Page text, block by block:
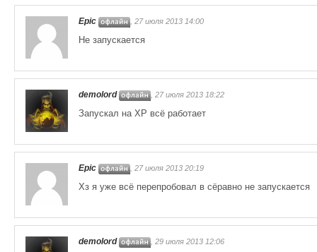
Epic , 27 июля 2013 14:00
Не запускается
demolord , 27 июля 2013 18:22
Запускал на ХР всё работает
Epic , 27 июля 2013 20:19
Хз я уже всё перепробовал в сёравно не запускается
demolord , 29 июля 2013 12:06